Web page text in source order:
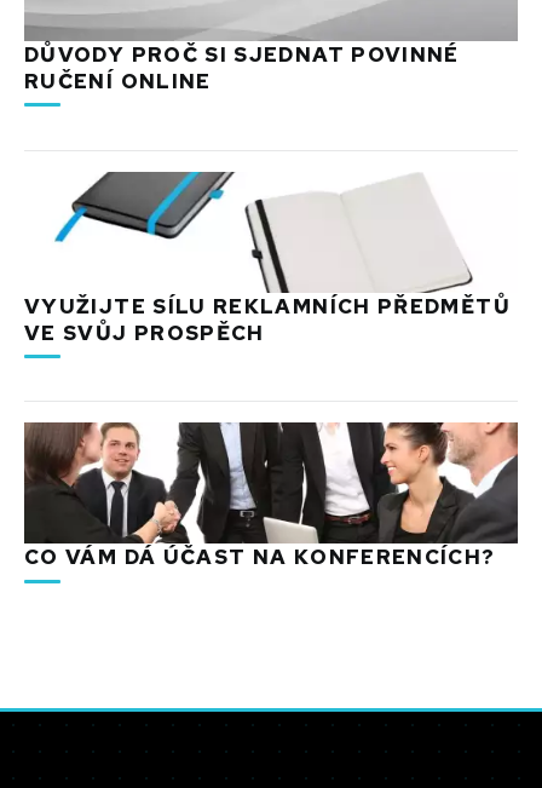
DŮVODY PROČ SI SJEDNAT POVINNÉ
RUČENÍ ONLINE
VYUŽIJTE SÍLU REKLAMNÍCH PŘEDMĚTŮ
VE SVŮJ PROSPĚCH
CO VÁM DÁ ÚČAST NA KONFERENCÍCH?